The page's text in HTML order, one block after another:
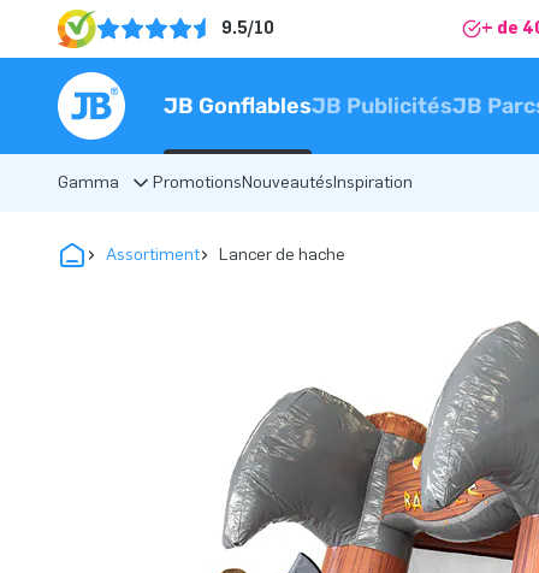
9.5/10 + de
JB GonflablesJB PublicitésJB
Gamma PromotionsNouveautésInspiration
Assortiment Lancer de hache